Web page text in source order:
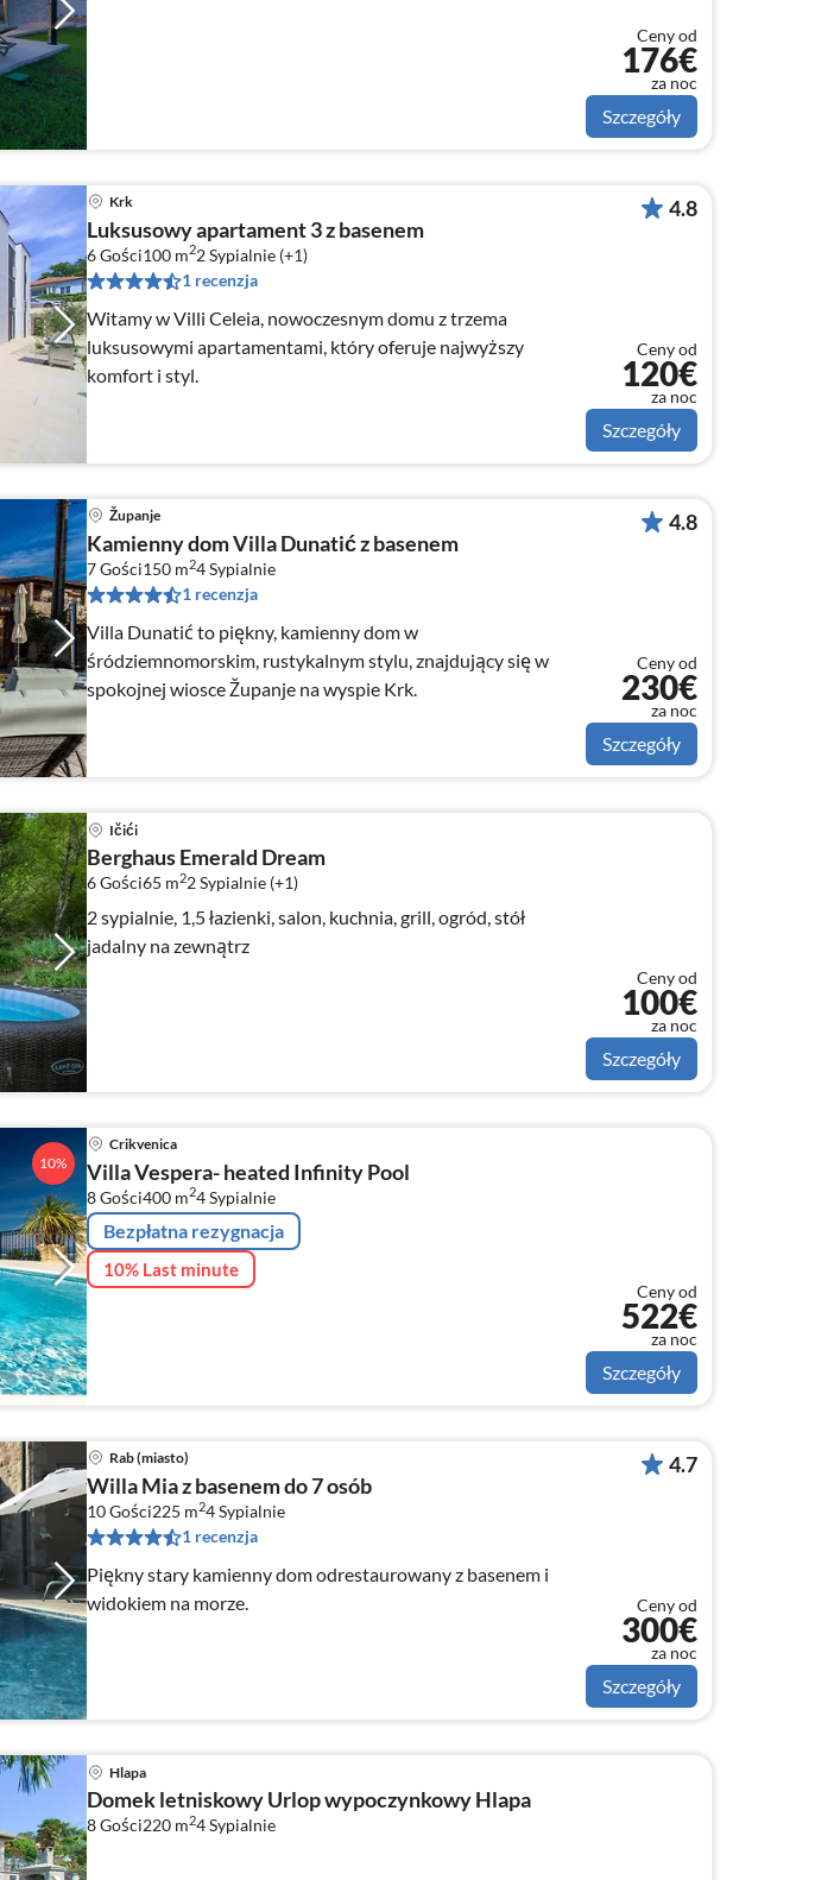
Ceny od
176€
za noc
Szczegóły
Krk
Luksusowy apartament 3 z basenem
6 Gości100 m22Sypialnie (+1)
1 recenzja
Witamy w Villi Celeia, nowoczesnym domu z trzema
luksusowymi apartamentami, który oferuje najwyższy
komfort i styl.
4.8
Ceny od
120€
za noc
Szczegóły
Županje
Kamienny dom Villa Dunatić z basenem
7 Gości150 m24Sypialnie
1 recenzja
Villa Dunatić to piękny, kamienny dom w
śródziemnomorskim, rustykalnym stylu, znajdujący się w
spokojnej wiosce Županje na wyspie Krk.
4.8
Ceny od
230€
za noc
Szczegóły
Ičići
Berghaus Emerald Dream
6 Gości65 m22Sypialnie (+1)
2 sypialnie, 1,5 łazienki, salon, kuchnia, grill, ogród, stół
jadalny na zewnątrz
Ceny od
100€
za noc
Szczegóły
10%
Crikvenica
Villa Vespera- heated Infinity Pool
8 Gości400 m24Sypialnie
Bezpłatna rezygnacja
10% Last minute
Ceny od
522€
za noc
Szczegóły
Rab (miasto)
Willa Mia z basenem do 7 osób
10 Gości225 m24Sypialnie
1 recenzja
Piękny stary kamienny dom odrestaurowany z basenem i
widokiem na morze.
4.7
Ceny od
300€
za noc
Szczegóły
Hlapa
Domek letniskowy Urlop wypoczynkowy Hlapa
8 Gości220 m24Sypialnie